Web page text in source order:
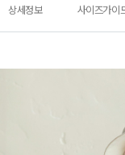
상세정보 사이즈가이